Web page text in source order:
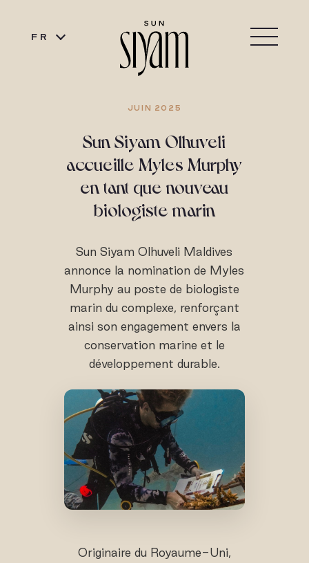
FR
JUIN 2025
Sun Siyam Olhuveli
accueille Myles Murphy
en tant que nouveau
biologiste marin
Sun Siyam Olhuveli Maldives
annonce la nomination de Myles
Murphy au poste de biologiste
marin du complexe, renforçant
ainsi son engagement envers la
conservation marine et le
développement durable.
Originaire du Royaume-Uni,